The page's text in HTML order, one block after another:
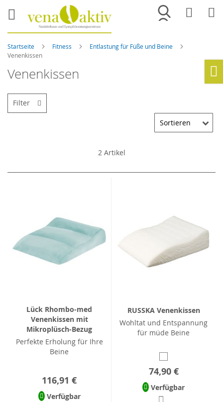
Merkliste
Startseite Fitness
Entlastung für Füße und Beine
Venenkissen
Venenkissen
2Artikel
Lück Rhombo-med
Venenkissen mit
Mikroplüsch-Bezug
Perfekte Erholung für Ihre
Beine
116,91 €
Verfügbar
RUSSKA Venenkissen
Wohltat und Entspannung
für müde Beine
74,90 €
Verfügbar
Filter